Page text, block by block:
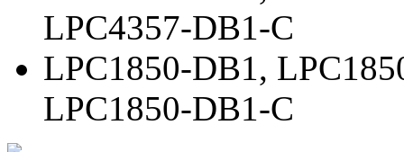
LPC4357-DB1-C
LPC1850-DB1,
LPC1850-DB1-C